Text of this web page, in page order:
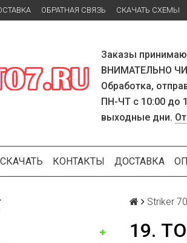
ОБРАТНАЯ СВЯЗЬ СКАЧАТЬ СХЕМЫ
Заказы
ВНИМАТЕЛЬНО
Обработка,
ПН-ЧТ с 10:00 до
выходные дни.
СКАЧАТЬ КОНТАКТЫ ДОСТАВКА
Striker
19.